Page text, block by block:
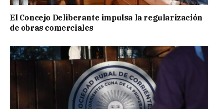
El Concejo Deliberante impulsa la regularización
de obras comerciales